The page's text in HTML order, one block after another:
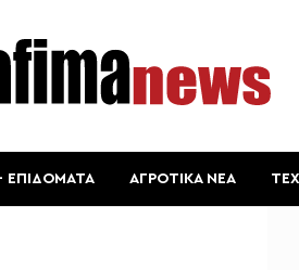
ΕΠΙΔΟΜΑΤΑ ΑΓΡΟΤΙΚΑ ΝΕΑ